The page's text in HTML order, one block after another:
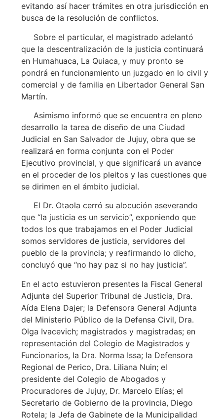
evitando así hacer trámites en otra jurisdicción en
busca de la resolución de conflictos.
Sobre el particular, el magistrado adelantó
que la descentralización de la justicia continuará
en Humahuaca, La Quiaca, y muy pronto se
pondrá en funcionamiento un juzgado en lo civil y
comercial y de familia en Libertador General San
Martín.
Asimismo informó que se encuentra en pleno
desarrollo la tarea de diseño de una Ciudad
Judicial en San Salvador de Jujuy, obra que se
realizará en forma conjunta con el Poder
Ejecutivo provincial, y que significará un avance
en el proceder de los pleitos y las cuestiones que
se dirimen en el ámbito judicial.
El Dr. Otaola cerró su alocución aseverando
que “la justicia es un servicio”, exponiendo que
todos los que trabajamos en el Poder Judicial
somos servidores de justicia, servidores del
pueblo de la provincia; y reafirmando lo dicho,
concluyó que “no hay paz si no hay justicia”.
En el acto estuvieron presentes la Fiscal General
Adjunta del Superior Tribunal de Justicia, Dra.
Aída Elena Dajer; la Defensora General Adjunta
del Ministerio Público de la Defensa Civil, Dra.
Olga Ivacevich; magistrados y magistradas; en
representación del Colegio de Magistrados y
Funcionarios, la Dra. Norma Issa; la Defensora
Regional de Perico, Dra. Liliana Nuin; el
presidente del Colegio de Abogados y
Procuradores de Jujuy, Dr. Marcelo Elías; el
Secretario de Gobierno de la provincia, Diego
Rotela; la Jefa de Gabinete de la Municipalidad